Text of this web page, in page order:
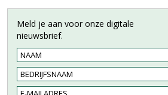
Meld je aan voor onze digitale
nieuwsbrief.